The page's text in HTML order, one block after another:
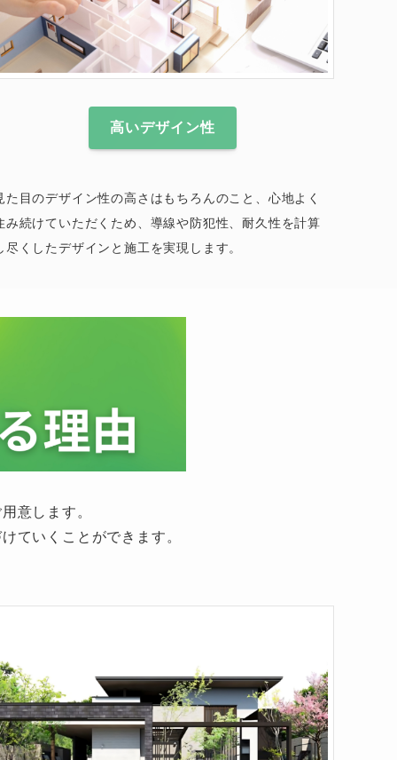
高いデザイン性
た目のデザイン性の高さはもちろんのこと、心地よく
み続けていただくため、導線や防犯性、耐久性を計算
尽くしたデザインと施工を実現します。
意します。
ていくことができます。